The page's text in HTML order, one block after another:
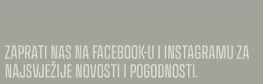
ZAPRATI NAS NA FACEBOOK-U I INSTAGRAMU ZA
NAJSVJEŽIJE NOVOSTI I POGODNOSTI.